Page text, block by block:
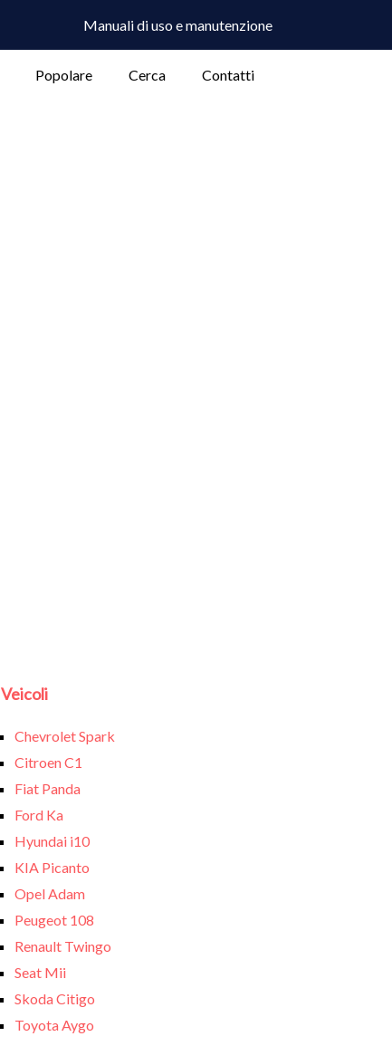
Manuali di uso e manutenzione
Popolare Cerca Contatti
Veicoli
Chevrolet Spark
Citroen C1
Fiat Panda
Ford Ka
Hyundai i10
KIA Picanto
Opel Adam
Peugeot 108
Renault Twingo
Seat Mii
Skoda Citigo
Toyota Aygo